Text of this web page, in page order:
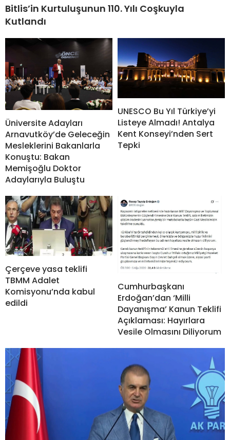
Bitlis’in Kurtuluşunun 110. Yılı Coşkuyla
Kutlandı
Üniversite Adayları
Arnavutköy’de Geleceğin
Mesleklerini Bakanlarla
Konuştu: Bakan
Memişoğlu Doktor
Adaylarıyla Buluştu
UNESCO Bu Yıl Türkiye’yi
Listeye Almadı! Antalya
Kent Konseyi’nden Sert
Tepki
Çerçeve yasa teklifi
TBMM Adalet
Komisyonu’nda kabul
edildi
Cumhurbaşkanı
Erdoğan’dan ‘Milli
Dayanışma’ Kanun Teklifi
Açıklaması: Hayırlara
Vesile Olmasını Diliyorum